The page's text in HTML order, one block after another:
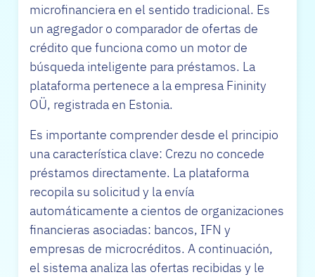
microfinanciera en el sentido tradicional. Es
un agregador o comparador de ofertas de
crédito que funciona como un motor de
búsqueda inteligente para préstamos. La
plataforma pertenece a la empresa Fininity
OÜ, registrada en Estonia.
Es importante comprender desde el principio
una característica clave: Crezu no concede
préstamos directamente. La plataforma
recopila su solicitud y la envía
automáticamente a cientos de organizaciones
financieras asociadas: bancos, IFN y
empresas de microcréditos. A continuación,
el sistema analiza las ofertas recibidas y le